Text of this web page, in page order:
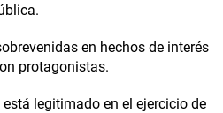
en hechos de interés
protagonistas.
legitimado en el ejercicio de